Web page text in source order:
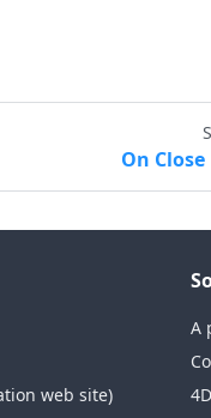
On
web site)
A